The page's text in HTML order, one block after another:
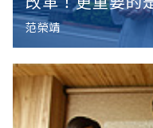
范榮靖